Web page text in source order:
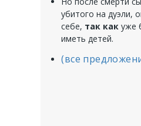
убитого на дуэли,
себе, так как уже
иметь детей.
(все